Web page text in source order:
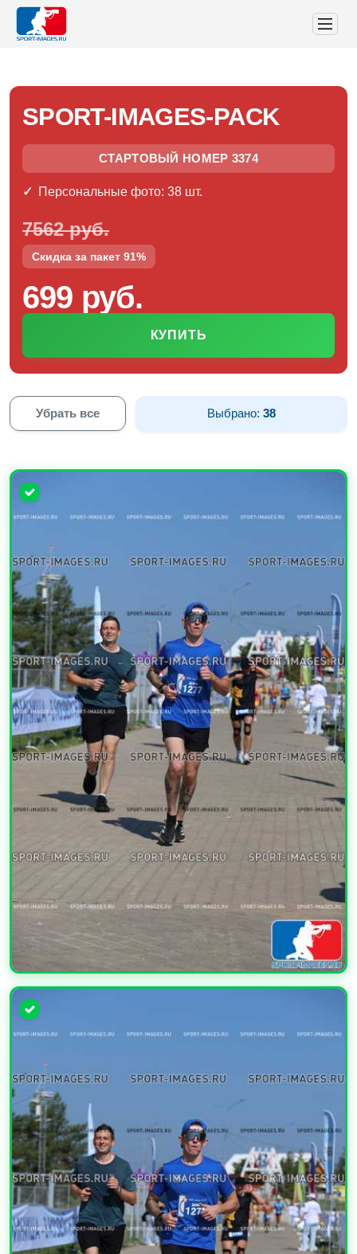
SPORT-IMAGES-PACK
СТАРТОВЫЙ НОМЕР 3374
Персональные фото: 38 шт.
7562 руб.
Скидка за пакет 91%
699 руб.
КУПИТЬ
Убрать все Выбрано:38
УВЕЛИЧИТЬ